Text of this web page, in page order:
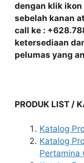
dengan klik
sebelah kanan
call ke :
ketersediaan
pelumas yang
PRODUK LIST /
Katalog
Katalog
Pertamina